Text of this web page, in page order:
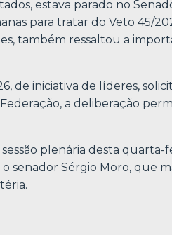
estava parado no
para tratar do Veto 45/
também ressaltou a
de iniciativa de líderes,
a deliberação
plenária desta quarta-
senador Sérgio Moro, que